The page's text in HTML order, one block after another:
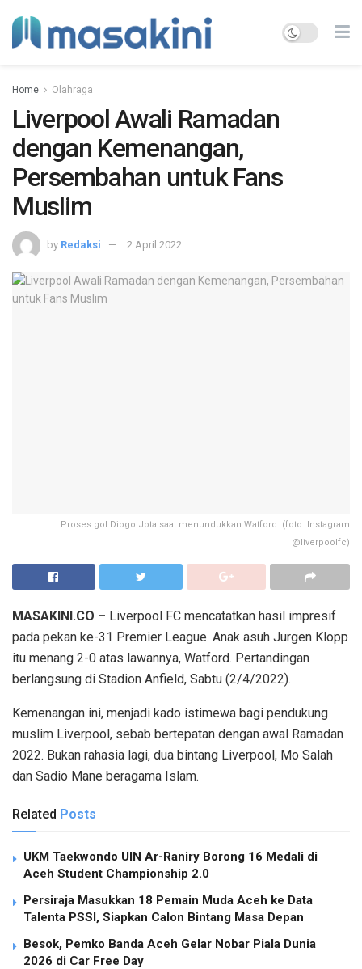
Home Olahraga
Liverpool Awali Ramadan
dengan Kemenangan,
Persembahan untuk Fans
Muslim
by Redaksi 2 April 2022
Proses gol Diogo Jota saat menundukkan Watford. (foto: Instagram
@liverpoolfc)
MASAKINI.CO – Liverpool FC mencatatkan hasil impresif
pada pekan ke-31 Premier League. Anak asuh Jurgen Klopp
itu menang 2-0 atas lawannya, Watford. Pertandingan
berlangsung di Stadion Anfield, Sabtu (2/4/2022).
Kemenangan ini, menjadi kado istimewa bagi pendukung
muslim Liverpool, sebab bertepatan dengan awal Ramadan
2022. Bukan rahasia lagi, dua bintang Liverpool, Mo Salah
dan Sadio Mane beragama Islam.
Related Posts
UKM Taekwondo UIN Ar-Raniry Borong 16 Medali di
Aceh Student Championship 2.0
Persiraja Masukkan 18 Pemain Muda Aceh ke Data
Talenta PSSI, Siapkan Calon Bintang Masa Depan
Besok, Pemko Banda Aceh Gelar Nobar Piala Dunia
2026 di Car Free Day